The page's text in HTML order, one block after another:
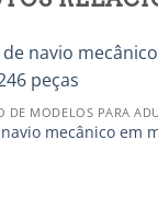
DE MODELOS PARA
mecânico em